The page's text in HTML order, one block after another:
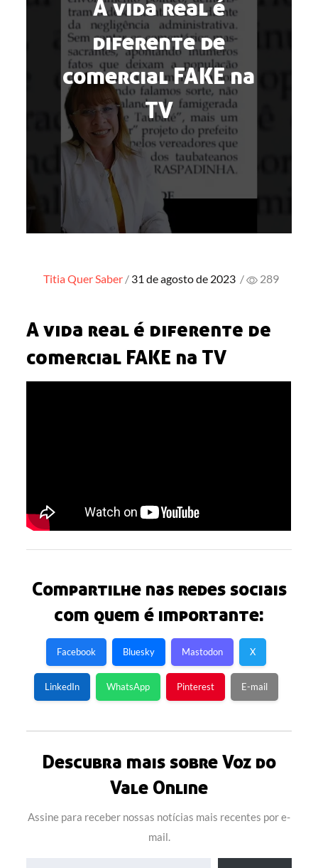
A vida real é
diferente de
comercial FAKE na
TV
Titia Quer Saber Posted
31 de agosto de 2023 / 289
A vida real é diferente de
comercial FAKE na TV
Compartilhe nas redes sociais
com quem é importante:
Facebook Bluesky Mastodon X
LinkedIn WhatsApp Pinterest E-mail
Descubra mais sobre Voz do
Vale Online
Assine para receber nossas notícias mais recentes por e-
mail.